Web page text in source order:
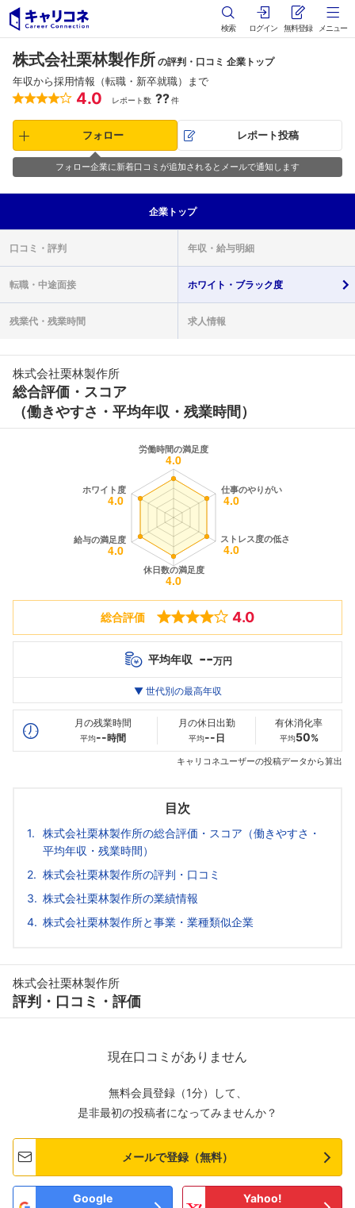
検索 ログイン 無料登録 メニュー
株式会社栗林製作所 の評判・口コミ 企業トップ
年収から採用情報（転職・新卒就職）まで
4.0 レポート数 ??件
フォロー レポート投稿
フォロー企業に新着口コミが追加されるとメールで通知します
企業 トップ
口コミ・ 評判 年収・ 給与明細
転職・ 中途面接 ホワイト・ ブラック度
残業代・ 残業時間 求人情報
株式会社栗林製作所
総合評価・スコア
（働きやすさ・平均年収・残業時間）
総合評価 4.0
平均年収 --万円
最高年収
20代
--万
30代
--万
--万
▼ 世代別の最高年収
月の残業時間
平均--時間
月の休日出勤
平均-- 日
有休消化率
平均50%
キャリコネユーザーの投稿データから算出
目次
株式会社栗林製作所の総合評価・スコア（働きやすさ・
平均年収・残業時間）
株式会社栗林製作所の評判・口コミ
株式会社栗林製作所の業績情報
株式会社栗林製作所と事業・業種類似企業
株式会社栗林製作所
評判・口コミ・評価
現在口コミがありません
無料会員登録（1分）して、
是非最初の投稿者になってみませんか？
メールで登録（無料）
Google
Yahoo!